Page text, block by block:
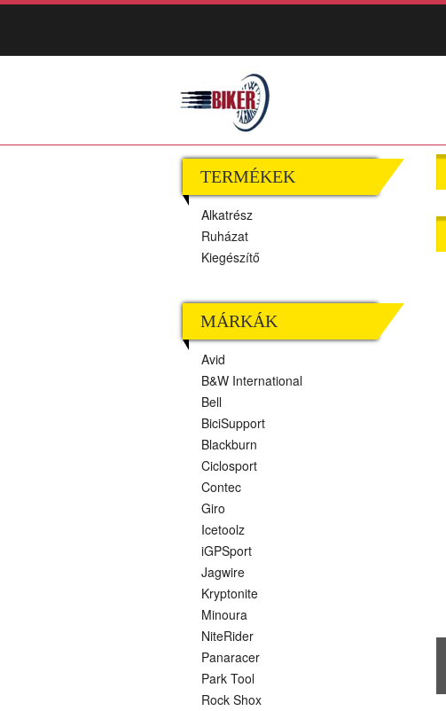
TERMÉKEK
Alkatrész
Ruházat
Kiegészítő
MÁRKÁK
Avid
B&W International
Bell
BiciSupport
Blackburn
Ciclosport
Contec
Giro
Icetoolz
iGPSport
Jagwire
Kryptonite
Minoura
NiteRider
Panaracer
Park Tool
Rock Shox